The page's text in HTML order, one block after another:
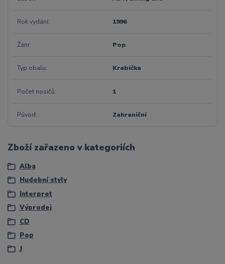
Rok vydání 1996
Žánr Pop
Typ obalu Krabička
Počet nosičů 1
Původ Zahraniční
Zboží zařazeno v kategoriích
Alba
Hudební styly
Interpret
Výprodej
CD
Pop
J